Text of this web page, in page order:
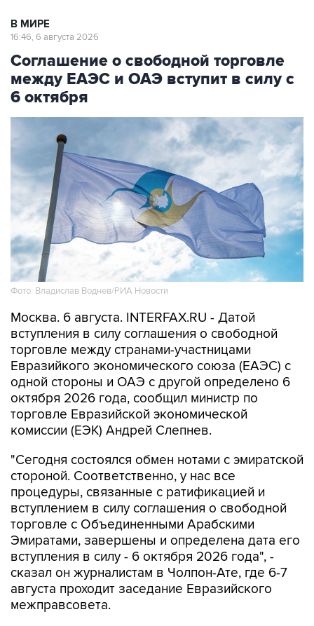
В МИРЕ
16:46, 6 августа 2026
Соглашение о свободной торговле
между ЕАЭС и ОАЭ вступит в силу с
6 октября
Фото: Владислав Воднев/РИА Новости
Москва. 6 августа. INTERFAX.RU - Датой
вступления в силу соглашения о свободной
торговле между странами-участницами
Евразийкого экономического союза (ЕАЭС) с
одной стороны и ОАЭ с другой определено 6
октября 2026 года, сообщил министр по
торговле Евразийской экономической
комиссии (ЕЭК) Андрей Слепнев.
"Сегодня состоялся обмен нотами с эмиратской
стороной. Соответственно, у нас все
процедуры, связанные с ратификацией и
вступлением в силу соглашения о свободной
торговле с Объединенными Арабскими
Эмиратами, завершены и определена дата его
вступления в силу - 6 октября 2026 года", -
сказал он журналистам в Чолпон-Ате, где 6-7
августа проходит заседание Евразийского
межправсовета.